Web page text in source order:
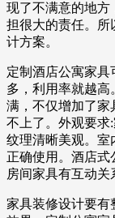
现了不满意的地方
担很大的责任。所
计方案。
定制酒店公寓家具
多，利用率就越
满，不仅增加了家
不上了。外观要求
纹理清晰美观。室
正确使用。酒店
房间家具有互动关
家具装修设计要有